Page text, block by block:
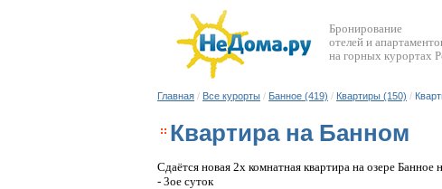
Бронирование
отелей и
на горных курортах
Главная / Все курорты / Банное (419) / Квартиры (150) /
Квартира на Банном
Сдаётся новая 2х комнатная квартира на озере
- 3ое суток